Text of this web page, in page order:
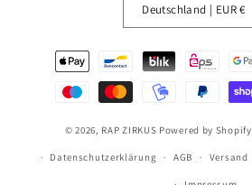
Deutschland | EUR €
Zahlungsmethoden
© 2026, RAP ZIRKUS Powered by Shopify
Datenschutzerklärung AGB Versand